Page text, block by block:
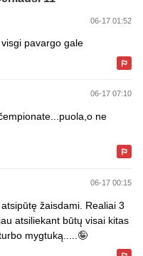
06-17 01:52
pavargo gale
06-17 07:10
ne
06-17 00:15
žaisdami. Realiai 3
atsiliekant būtų visai kitas
mygtuką.....🤪